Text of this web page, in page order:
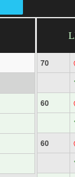
70
60
60